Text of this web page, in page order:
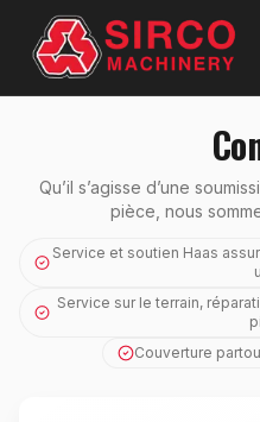
Qu’il s’agisse d’une
pièce, nous
Service et soutien Haas
Service sur le terrain,
Couverture